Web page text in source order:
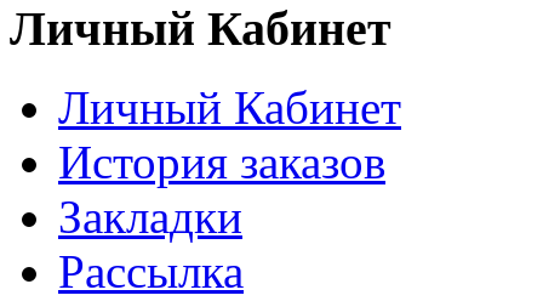
Личный Кабинет
Личный Кабинет
История заказов
Закладки
Рассылка